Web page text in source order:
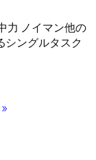
力 ノイマン他の
シングルタスク
»